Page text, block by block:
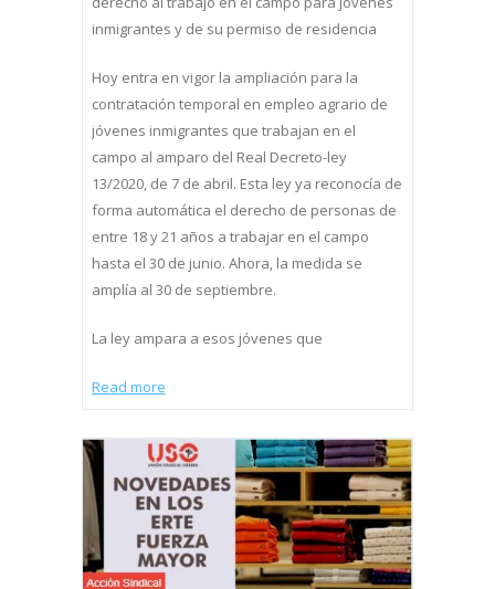
inmigrantes y de su permiso de residencia
Hoy entra en vigor la ampliación para la
contratación temporal en empleo agrario de
jóvenes inmigrantes que trabajan en el
campo al amparo del Real Decreto-ley
13/2020, de 7 de abril. Esta ley ya reconocía de
forma automática el derecho de personas de
entre 18 y 21 años a trabajar en el campo
hasta el 30 de junio. Ahora, la medida se
amplía al 30 de septiembre.
La ley ampara a esos jóvenes que
Read more